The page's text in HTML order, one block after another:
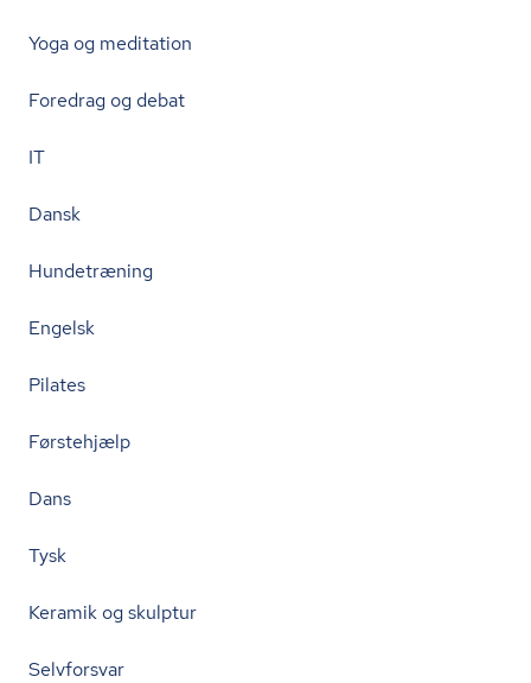
Yoga og meditation
Foredrag og debat
IT
Dansk
Hundetræning
Engelsk
Pilates
Førstehjælp
Dans
Tysk
Keramik og skulptur
Selvforsvar